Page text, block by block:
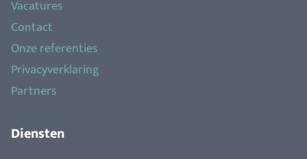
Vacatures
Contact
Onze referenties
Privacyverklaring
Partners
Diensten